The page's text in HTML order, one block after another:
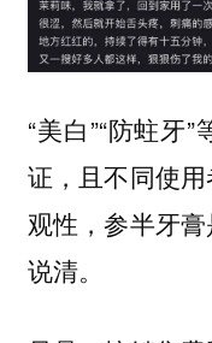
“美白”“防蛀牙
证，且不同使
观性，参半牙
说清。